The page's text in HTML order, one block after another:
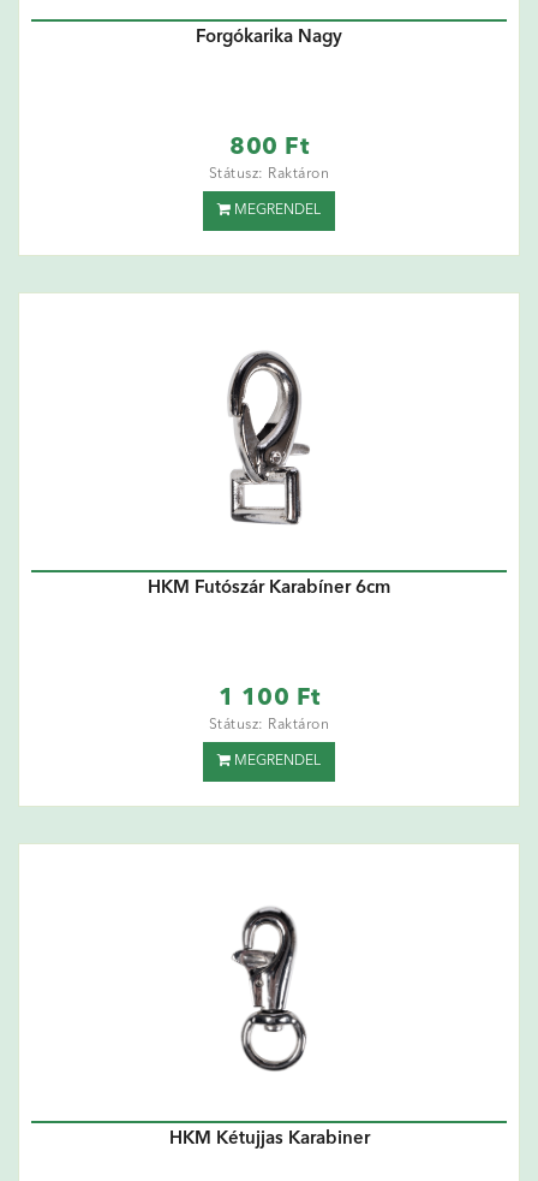
Forgókarika Nagy
800 Ft
Státusz: Raktáron
MEGRENDEL
HKM Futószár Karabíner 6cm
1 100 Ft
Státusz: Raktáron
MEGRENDEL
HKM Kétujjas Karabiner